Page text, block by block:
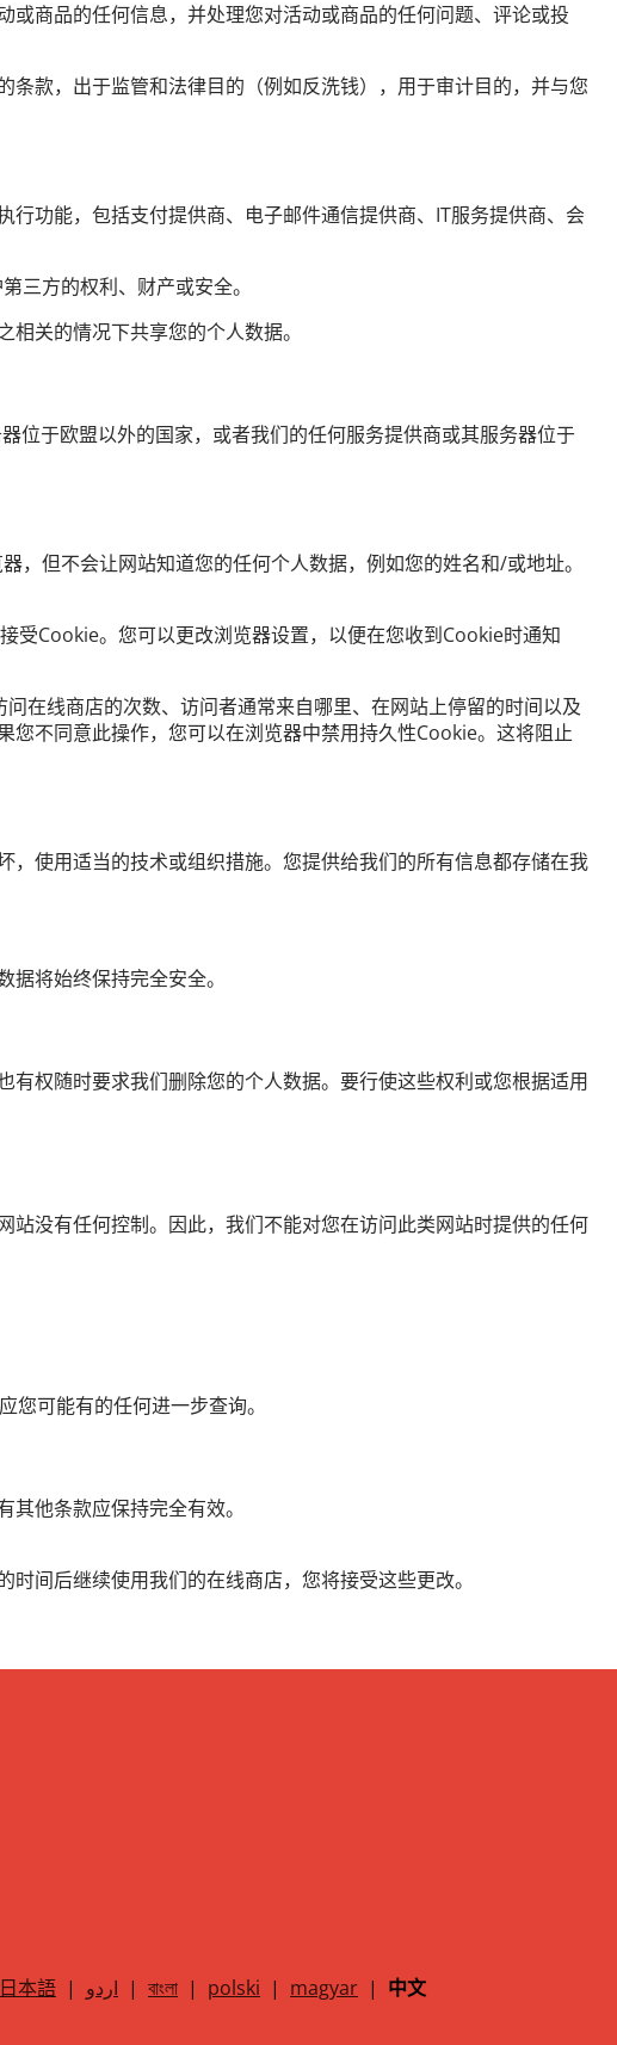
商品的任何信息，并处理您对活动或商品的任何问题、评论或投
款，出于监管和法律目的（例如反洗钱），用于审计目的，并与您
功能，包括支付提供商、电子邮件通信提供商、IT服务提供商、会
三方的权利、财产或安全。
关的情况下共享您的个人数据。
位于欧盟以外的国家，或者我们的任何服务提供商或其服务器位于
但不会让网站知道您的任何个人数据，例如您的姓名和/或地址。
受Cookie。您可以更改浏览器设置，以便在您收到Cookie时通知
在线商店的次数、访问者通常来自哪里、在网站上停留的时间以及
不同意此操作，您可以在浏览器中禁用持久性Cookie。这将阻止
使用适当的技术或组织措施。您提供给我们的所有信息都存储在我
将始终保持完全安全。
权随时要求我们删除您的个人数据。要行使这些权利或您根据适用
没有任何控制。因此，我们不能对您在访问此类网站时提供的任何
可能有的任何进一步查询。
他条款应保持完全有效。
间后继续使用我们的在线商店，您将接受这些更改。
日本語 | اردو | বাংলা | polski | magyar | 中文